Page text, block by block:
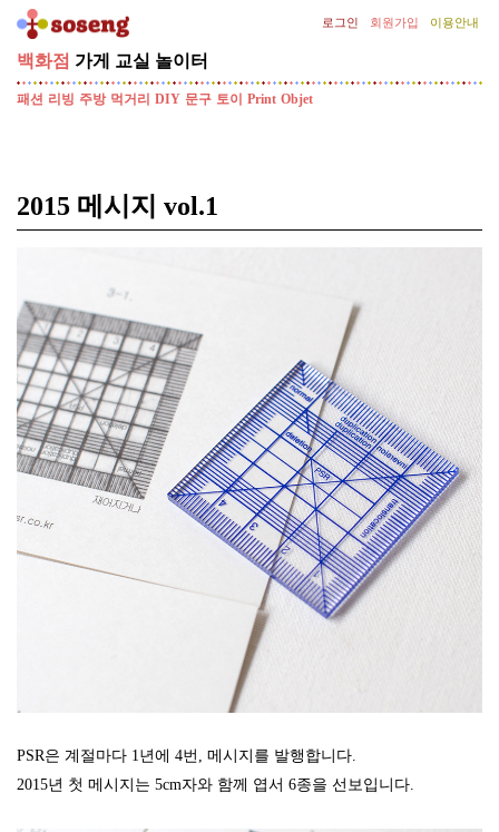
로그인 회원가입 이용안내
[기
획
전]
의
SNOW
글
라
스
클
립
증
정
이
트
[기
용
의
백화점
패션 리빙 주방 먹거리 DIY 문구 토이 Print Objet
가게 교실 놀이터
2015 메시지 vol.1
PSR은 계절마다 1년에 4번, 메시지를 발행합니다.
2015년 첫 메시지는 5cm자와 함께 엽서 6종을 선보입니다.